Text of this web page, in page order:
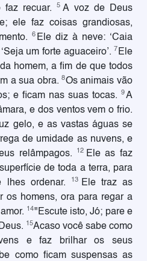
faz recuar.5 A voz de Deus
ele faz coisas grandiosas,
6 Ele diz à neve: ‘Caia
um forte aguaceiro’. 7 Ele
homem, a fim de que todos
a sua obra.8Os animais vão
e ficam nas suas tocas. 9A
e dos ventos vem o frio.
gelo, e as vastas águas se
de umidade as nuvens, e
relâmpagos.
12 Ele as faz
de toda a terra, para
lhes ordenar.
13
Ele traz as
os homens, ora para regar a
14"Escute isto, Jó; pare e
15Acaso você sabe como
e faz brilhar os seus
como ficam suspensas as